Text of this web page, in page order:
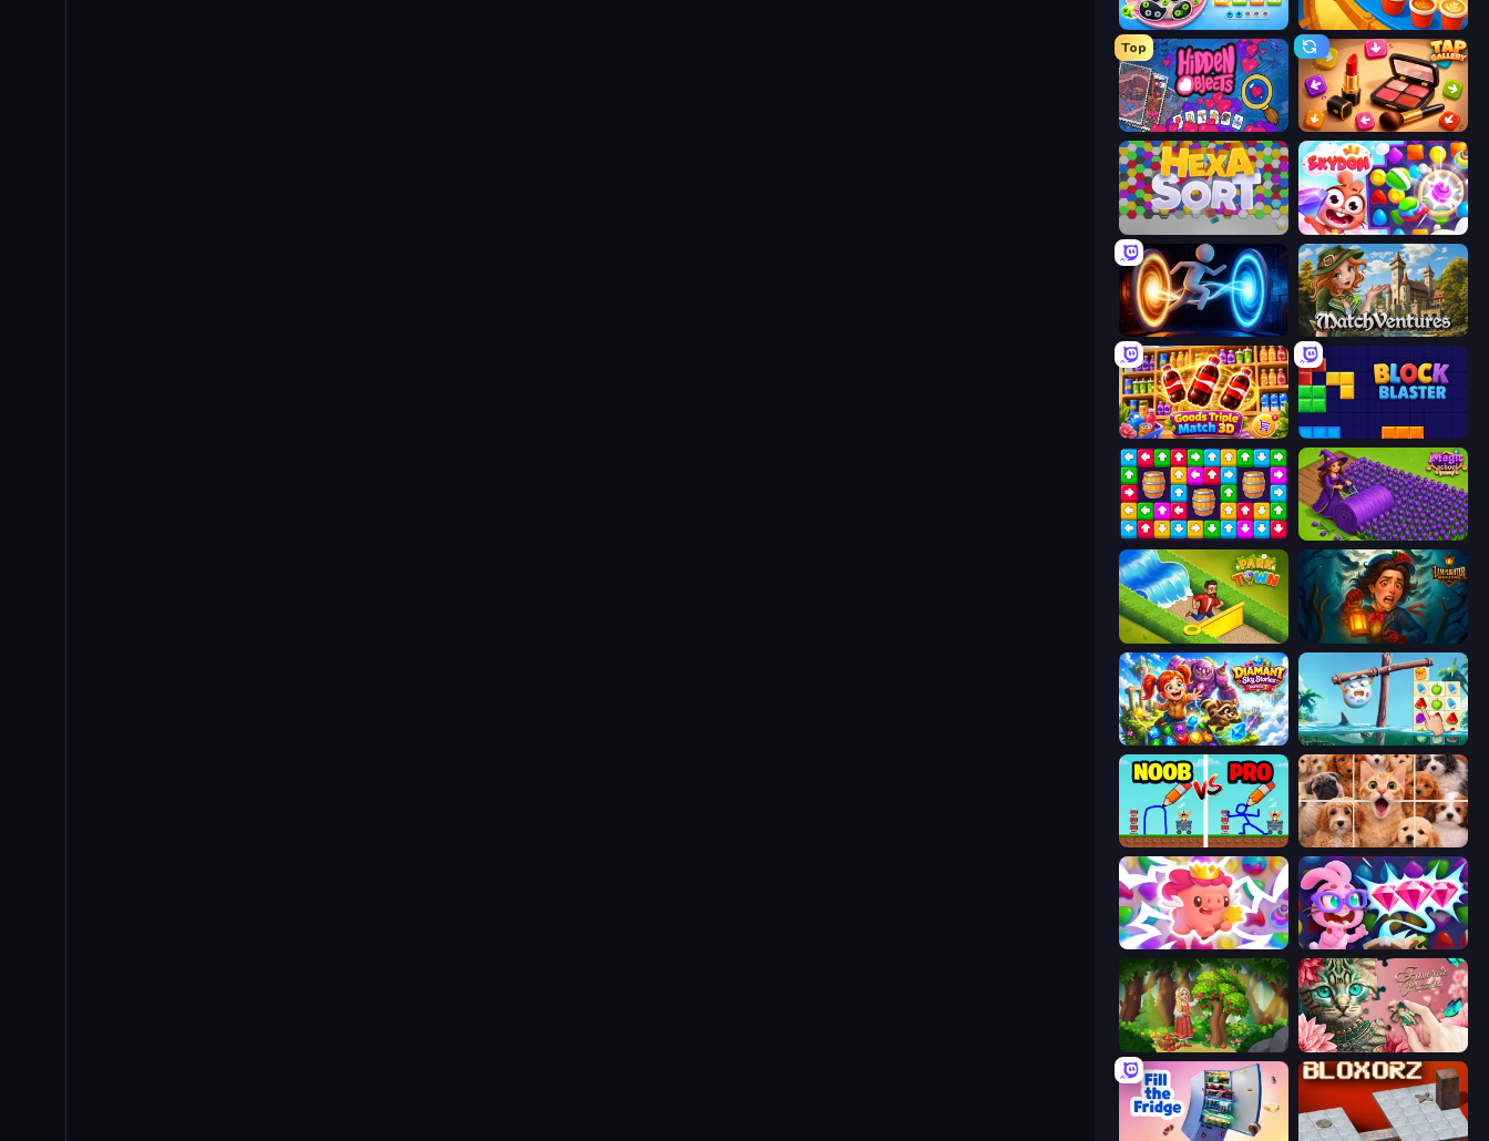
Unscrew Drop: Satisfying Puzzle Coffee Color Blocks
Top
Hidden Objects Tap Gallery
Skydom
Portal Escape MatchVentures
Goods Triple Match 3D Block Blaster
Tap Away Story Magic School
Park Town Lamplighter: Merge & Magic
Diamant: Sky Stories Match 3 Sugar Heroes
DOP Noob: Draw to Save Jigpic Solitaire
Match Arena Skydom: Reforged
Northern Merge Favorite Puzzles